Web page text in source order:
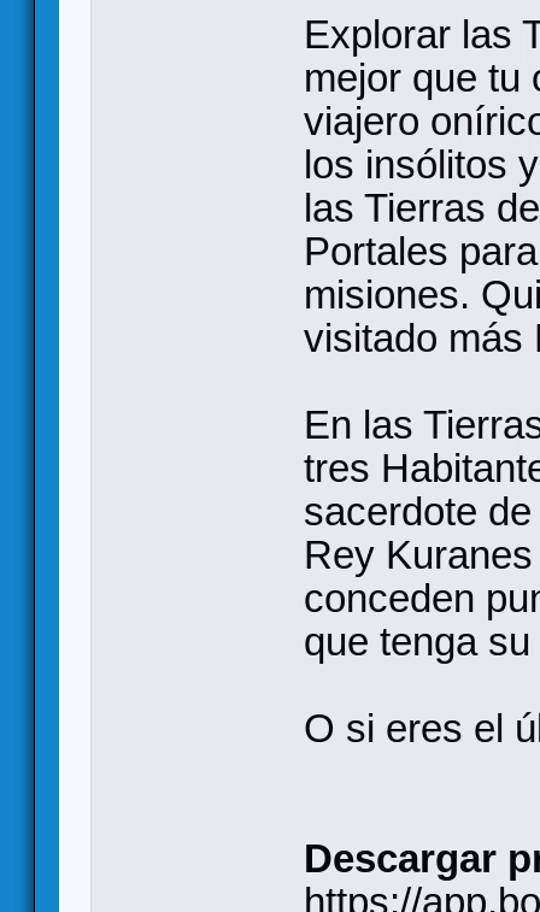
Explorar las
mejor que tu
viajero
los insólitos
las Tierras
Portales
misiones.
visitado más
En las
tres
sacerdote
Rey
conceden
que tenga
O si eres el
Descargar
https://